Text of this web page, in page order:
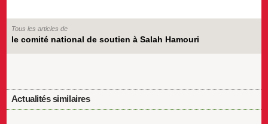
Tous les articles de
le comité national de soutien à Salah Hamouri
Actualités similaires